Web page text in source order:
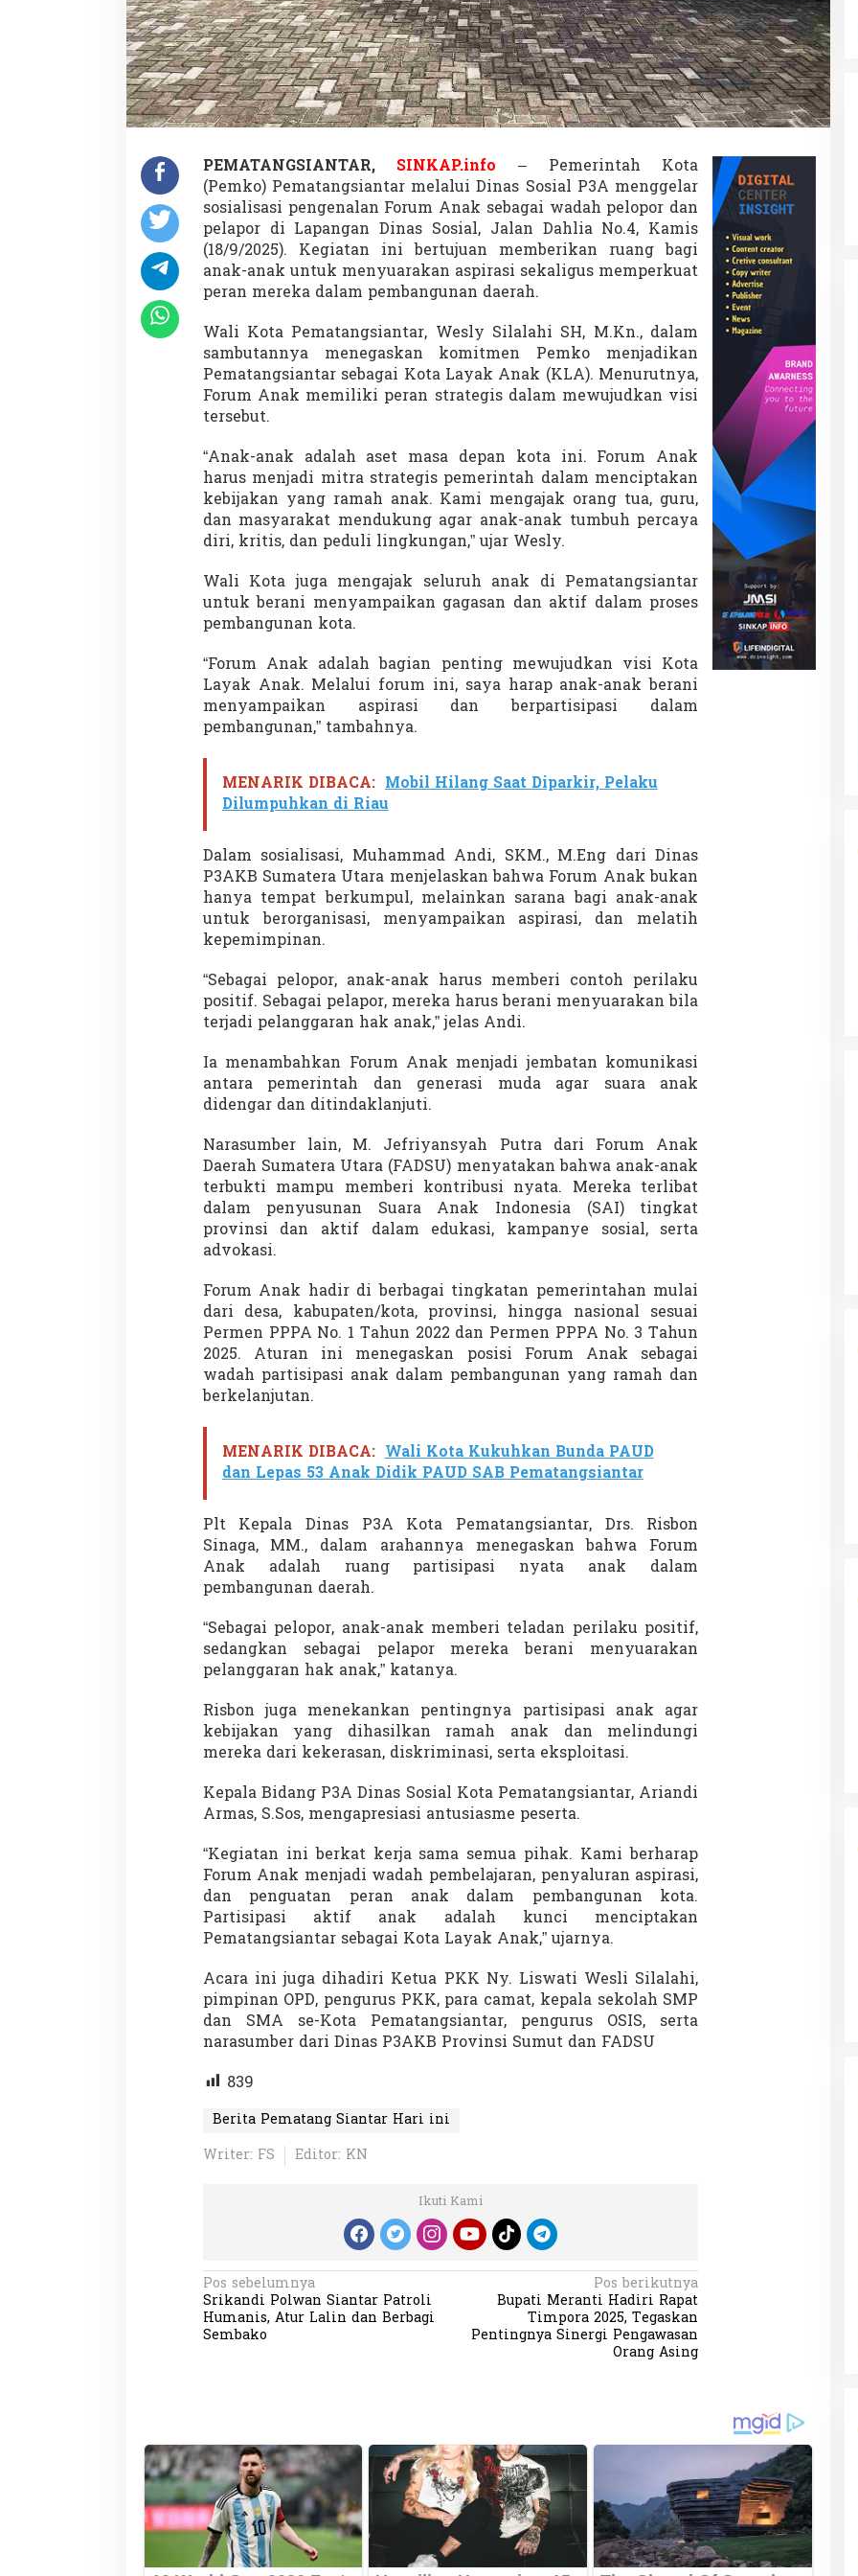
l
o
p
o
r
d
a
n
e
a
p
o
r
L
e
t
F
o
r
u
n
a
k
PEMATANGSIANTAR, SINKAP.info – Pemerintah Kota
(Pemko) Pematangsiantar melalui Dinas Sosial P3A menggelar
sosialisasi pengenalan Forum Anak sebagai wadah pelopor dan
pelapor di Lapangan Dinas Sosial, Jalan Dahlia No.4, Kamis
(18/9/2025). Kegiatan ini bertujuan memberikan ruang bagi
anak-anak untuk menyuarakan aspirasi sekaligus memperkuat
peran mereka dalam pembangunan daerah.
Wali Kota Pematangsiantar, Wesly Silalahi SH, M.Kn., dalam
sambutannya menegaskan komitmen Pemko menjadikan
Pematangsiantar sebagai Kota Layak Anak (KLA). Menurutnya,
Forum Anak memiliki peran strategis dalam mewujudkan visi
tersebut.
“Anak-anak adalah aset masa depan kota ini. Forum Anak
harus menjadi mitra strategis pemerintah dalam menciptakan
kebijakan yang ramah anak. Kami mengajak orang tua, guru,
dan masyarakat mendukung agar anak-anak tumbuh percaya
diri, kritis, dan peduli lingkungan,” ujar Wesly.
Wali Kota juga mengajak seluruh anak di Pematangsiantar
untuk berani menyampaikan gagasan dan aktif dalam proses
pembangunan kota.
“Forum Anak adalah bagian penting mewujudkan visi Kota
Layak Anak. Melalui forum ini, saya harap anak-anak berani
menyampaikan aspirasi dan berpartisipasi dalam
pembangunan,” tambahnya.
MENARIK DIBACA: Mobil Hilang Saat Diparkir, Pelaku
Dilumpuhkan di Riau
Dalam sosialisasi, Muhammad Andi, SKM., M.Eng dari Dinas
P3AKB Sumatera Utara menjelaskan bahwa Forum Anak bukan
hanya tempat berkumpul, melainkan sarana bagi anak-anak
untuk berorganisasi, menyampaikan aspirasi, dan melatih
kepemimpinan.
“Sebagai pelopor, anak-anak harus memberi contoh perilaku
positif. Sebagai pelapor, mereka harus berani menyuarakan bila
terjadi pelanggaran hak anak,” jelas Andi.
Ia menambahkan Forum Anak menjadi jembatan komunikasi
antara pemerintah dan generasi muda agar suara anak
didengar dan ditindaklanjuti.
Narasumber lain, M. Jefriyansyah Putra dari Forum Anak
Daerah Sumatera Utara (FADSU) menyatakan bahwa anak-anak
terbukti mampu memberi kontribusi nyata. Mereka terlibat
dalam penyusunan Suara Anak Indonesia (SAI) tingkat
provinsi dan aktif dalam edukasi, kampanye sosial, serta
advokasi.
Forum Anak hadir di berbagai tingkatan pemerintahan mulai
dari desa, kabupaten/kota, provinsi, hingga nasional sesuai
Permen PPPA No. 1 Tahun 2022 dan Permen PPPA No. 3 Tahun
2025. Aturan ini menegaskan posisi Forum Anak sebagai
wadah partisipasi anak dalam pembangunan yang ramah dan
berkelanjutan.
MENARIK DIBACA: Wali Kota Kukuhkan Bunda PAUD
dan Lepas 53 Anak Didik PAUD SAB Pematangsiantar
Plt Kepala Dinas P3A Kota Pematangsiantar, Drs. Risbon
Sinaga, MM., dalam arahannya menegaskan bahwa Forum
Anak adalah ruang partisipasi nyata anak dalam
pembangunan daerah.
“Sebagai pelopor, anak-anak memberi teladan perilaku positif,
sedangkan sebagai pelapor mereka berani menyuarakan
pelanggaran hak anak,” katanya.
Risbon juga menekankan pentingnya partisipasi anak agar
kebijakan yang dihasilkan ramah anak dan melindungi
mereka dari kekerasan, diskriminasi, serta eksploitasi.
Kepala Bidang P3A Dinas Sosial Kota Pematangsiantar, Ariandi
Armas, S.Sos, mengapresiasi antusiasme peserta.
“Kegiatan ini berkat kerja sama semua pihak. Kami berharap
Forum Anak menjadi wadah pembelajaran, penyaluran aspirasi,
dan penguatan peran anak dalam pembangunan kota.
Partisipasi aktif anak adalah kunci menciptakan
Pematangsiantar sebagai Kota Layak Anak,” ujarnya.
Acara ini juga dihadiri Ketua PKK Ny. Liswati Wesli Silalahi,
pimpinan OPD, pengurus PKK, para camat, kepala sekolah SMP
dan SMA se-Kota Pematangsiantar, pengurus OSIS, serta
narasumber dari Dinas P3AKB Provinsi Sumut dan FADSU
839
Berita Pematang Siantar Hari ini
Writer: FS
Editor: KN
Ikuti Kami
N
a
v
s
i
p
o
s
Pos sebelumnya
Srikandi Polwan Siantar Patroli
Humanis, Atur Lalin dan Berbagi
Sembako
Pos berikutnya
Bupati Meranti Hadiri Rapat
Timpora 2025, Tegaskan
Pentingnya Sinergi Pengawasan
Orang Asing
Penembakan Tragis Charlie Kirk di
Masih Buron
Di GLOBAL, SOROTAN | 12 September 2025
Setelah Gedung Parlemen Dibakar
Di GLOBAL, SOROTAN
Partisipasi Pemuda dalam
Pelayanan Sukarela Internasional
Diadakan di Nanjing
Di GLOBAL, VIDEO | 18 Januari 2024
Eksplore Meranti – Yok ke Meranti
Di Budaya, NASIONAL, VIDEO, Wisata
2024